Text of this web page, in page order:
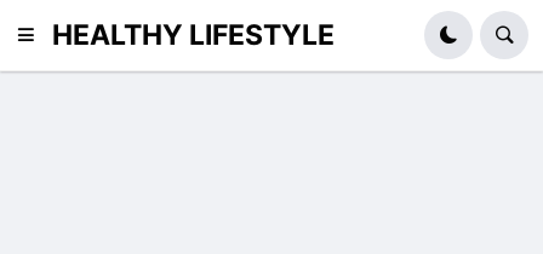
HEALTHY LIFESTYLE